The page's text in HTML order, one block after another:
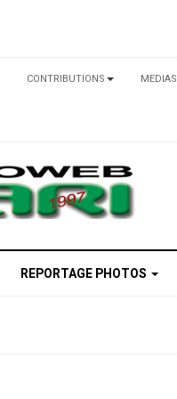
CONTRIBUTIONS MEDIAS
REPORTAGE PHOTOS